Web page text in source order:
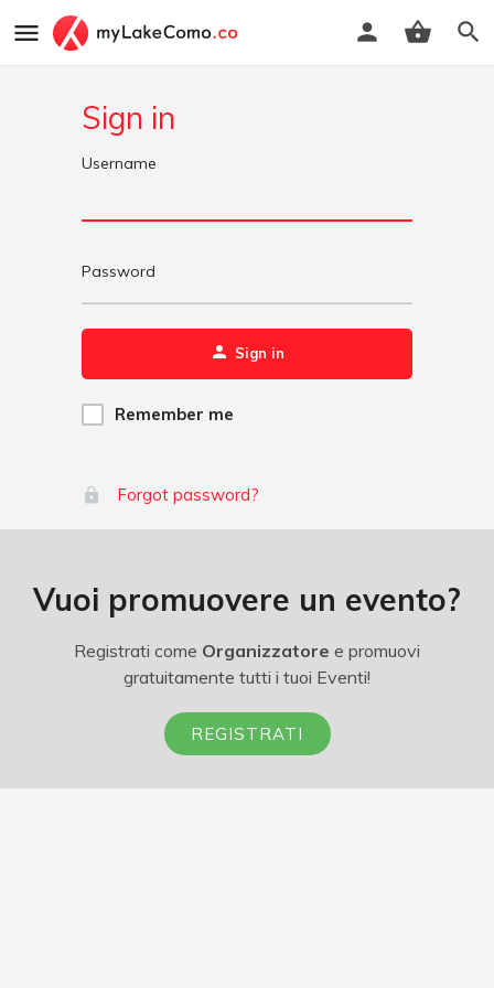
Sign in
Username
Password
Sign in
Remember me
Forgot password?
Vuoi promuovere un evento?
Registrati come Organizzatore e promuovi
gratuitamente tutti i tuoi Eventi!
REGISTRATI